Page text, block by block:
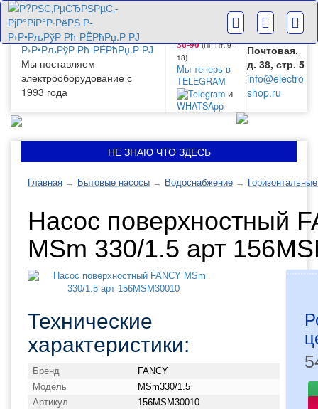
Мы поставляем
электрооборудование с
1993 года
36-90(Пн-Пт‚ 9-
18)
Мы теперь в
TELEGRAM
и
WHATSApp
Большая
Почтовая,
д. 38, стр. 5
info@electro-
shop.ru
НЕ ЗНАЮ ЧТО ЗДЕСЬ
Главная → Бытовые насосы → Водоснабжение →
Насос поверхностный
MSm 330/1.5 арт
Технические
характеристики:
Бренд
FANCY
Модель
MSm330/1.5
Артикул
156MSM30010